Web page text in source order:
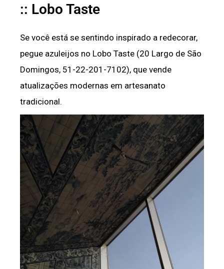
:: Lobo Taste
Se você está se sentindo inspirado a redecorar,
pegue azuleijos no Lobo Taste (20 Largo de São
Domingos, 51-22-201-7102), que vende
atualizações modernas em artesanato
tradicional.